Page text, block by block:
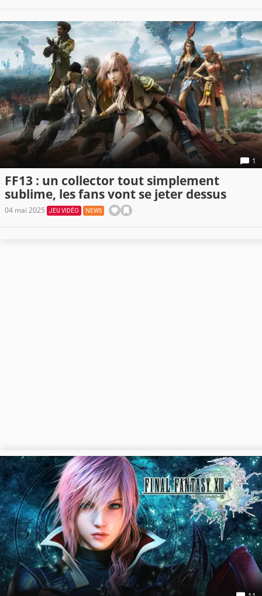
1
FF13 : un collector tout simplement
sublime, les fans vont se jeter dessus
04 mai 2025 JEU VIDÉO NEWS